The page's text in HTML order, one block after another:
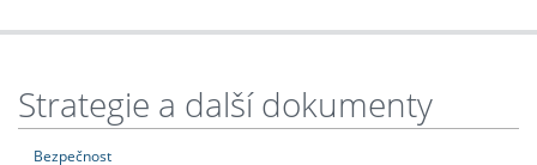
Strategie a další dokumenty
Bezpečnost